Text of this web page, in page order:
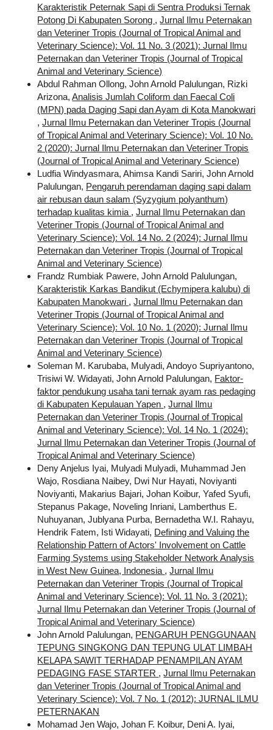
Karakteristik Peternak Sapi di Sentra Produksi Ternak
Potong Di Kabupaten Sorong ,Jurnal Ilmu Peternakan
dan Veteriner Tropis (Journal of Tropical Animal and
Veterinary Science): Vol. 11 No. 3 (2021): Jurnal Ilmu
Peternakan dan Veteriner Tropis (Journal of Tropical
Animal and Veterinary Science)
Abdul Rahman Ollong, John Arnold Palulungan, Rizki
Arizona,Analisis Jumlah Coliform dan Faecal Coli
(MPN) pada Daging Sapi dan Ayam di Kota Manokwari
,Jurnal Ilmu Peternakan dan Veteriner Tropis (Journal
of Tropical Animal and Veterinary Science): Vol. 10 No.
2 (2020): Jurnal Ilmu Peternakan dan Veteriner Tropis
(Journal of Tropical Animal and Veterinary Science)
Ludfia Windyasmara, Ahimsa Kandi Sariri, John Arnold
Palulungan, Pengaruh perendaman daging sapi dalam
air rebusan daun salam (Syzygium polyanthum)
terhadap kualitas kimia ,Jurnal Ilmu Peternakan dan
Veteriner Tropis (Journal of Tropical Animal and
Veterinary Science): Vol. 14 No. 2 (2024): Jurnal Ilmu
Peternakan dan Veteriner Tropis (Journal of Tropical
Animal and Veterinary Science)
Frandz Rumbiak Pawere, John Arnold Palulungan,
Karakteristik Karkas Bandikut (Echymipera kalubu) di
Kabupaten Manokwari ,Jurnal Ilmu Peternakan dan
Veteriner Tropis (Journal of Tropical Animal and
Veterinary Science): Vol. 10 No. 1 (2020): Jurnal Ilmu
Peternakan dan Veteriner Tropis (Journal of Tropical
Animal and Veterinary Science)
Soleman M. Karubaba, Mulyadi, Andoyo Supriyantono,
Trisiwi W. Widayati, John Arnold Palulungan, Faktor-
faktor pendukung usaha tani ternak ayam ras pedaging
di Kabupaten Kepulauan Yapen ,Jurnal Ilmu
Peternakan dan Veteriner Tropis (Journal of Tropical
Animal and Veterinary Science): Vol. 14 No. 1 (2024):
Jurnal Ilmu Peternakan dan Veteriner Tropis (Journal of
Tropical Animal and Veterinary Science)
Deny Anjelus Iyai, Mulyadi Mulyadi, Muhammad Jen
Wajo, Rosdiana Naibey, Dwi Nur Hayati, Noviyanti
Noviyanti, Makarius Bajari, Johan Koibur, Yafed Syufi,
Stepanus Pakage, Noveling Inriani, Lamberthus E.
Nuhuyanan, Jublyana Purba, Bernadetha W.I. Rahayu,
Hendrik Fatem, Isti Widayati, Defining and Valuing the
Relationship Pattern of Actors' Involvement on Cattle
Farming Systems using Stakeholder Network Analysis
in West New Guinea, Indonesia ,Jurnal Ilmu
Peternakan dan Veteriner Tropis (Journal of Tropical
Animal and Veterinary Science): Vol. 11 No. 3 (2021):
Jurnal Ilmu Peternakan dan Veteriner Tropis (Journal of
Tropical Animal and Veterinary Science)
John Arnold Palulungan, PENGARUH PENGGUNAAN
TEPUNG SINGKONG DAN TEPUNG ULAT LIMBAH
KELAPA SAWIT TERHADAP PENAMPILAN AYAM
PEDAGING FASE STARTER ,Jurnal Ilmu Peternakan
dan Veteriner Tropis (Journal of Tropical Animal and
Veterinary Science): Vol. 7 No. 1 (2012): JURNAL ILMU
PETERNAKAN
Mohamad Jen Wajo, Johan F. Koibur, Deni A. Iyai,